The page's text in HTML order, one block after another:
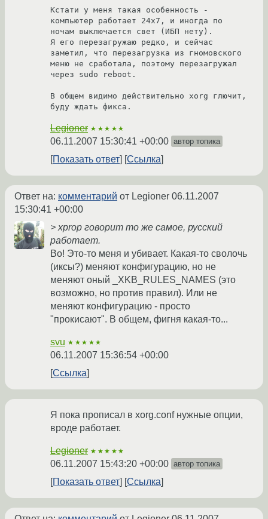
Кстати у меня такая особенность -
компьютер работает 24x7, и иногда по
ночам выключается свет (ИБП нету).
Я его перезагружаю редко, и сейчас
заметил, что перезагрузка из гномовского
меню не сработала, поэтому перезагружал
через sudo reboot.
В общем видимо действительно xorg глючит,
буду ждать фикса.
Legioner ★★★★★
06.11.2007 15:30:41 +00:00 автор топика
Показать ответ Ссылка
Ответ на: комментарий от Legioner 06.11.2007
15:30:41 +00:00
> xprop говорит то же самое, русский
работает.
Во! Это-то меня и убивает. Какая-то сволочь
(иксы?) меняют конфигурацию, но не
меняют оный _XKB_RULES_NAMES (это
возможно, но против правил). Или не
меняют конфигурацию - просто
"прокисают". В общем, фигня какая-то...
svu ★★★★★
06.11.2007 15:36:54 +00:00
Ссылка
Я пока прописал в xorg.conf нужные опции,
вроде работает.
Legioner ★★★★★
06.11.2007 15:43:20 +00:00 автор топика
Показать ответ Ссылка